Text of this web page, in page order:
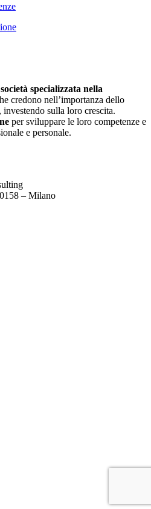
società specializzata nella
credono nell’importanza dello
sulla loro crescita.
per sviluppare le loro competenze e
e personale.
– Milano